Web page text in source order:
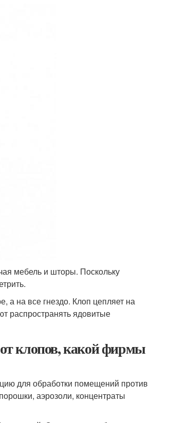
мебель и шторы. Поскольку
а на все гнездо. Клоп цепляет на
распространять ядовитые
клопов, какой фирмы
для обработки помещений против
аэрозоли, концентраты